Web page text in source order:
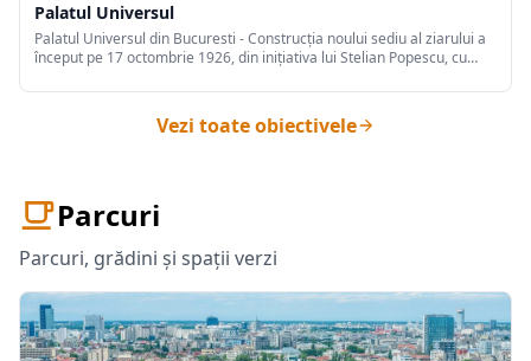
Palatul Universul
Palatul Universul din Bucuresti - Construcția noului sediu al ziarului a
început pe 17 octombrie 1926, din inițiativa lui Stelian Popescu, cu
din România, la momentul respectiv, după planurile unui celebru
arhitect al timpului, Paul Smărăndescu, cel care proiectase, în 1911, și
reședința lui Stelian Popescu din strada Dionisie Lupu nr. 10 (astăzi
Vezi toate obiectivele
Parcuri
Parcuri, grădini și spații verzi